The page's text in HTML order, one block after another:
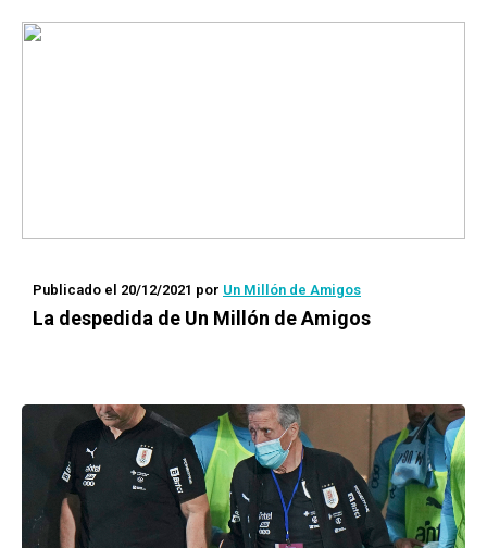
Publicado el 20/12/2021 por Un Millón de Amigos
La despedida de Un Millón de Amigos